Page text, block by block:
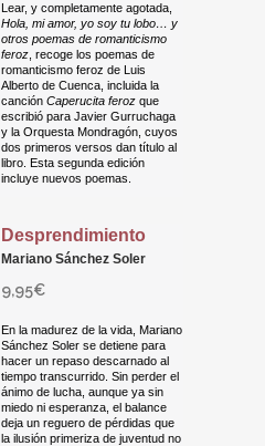
Lear, y completamente agotada,
Hola, mi amor, yo soy tu lobo… y
otros poemas de romanticismo
feroz , recoge los poemas de
romanticismo feroz de Luis
Alberto de Cuenca, incluida la
canción Caperucita feroz que
escribió para Javier Gurruchaga
y la Orquesta Mondragón, cuyos
dos primeros versos dan título al
libro. Esta segunda edición
incluye nuevos poemas.
Desprendimiento
Mariano Sánchez Soler
9,95€
En la madurez de la vida, Mariano
Sánchez Soler se detiene para
hacer un repaso descarnado al
tiempo transcurrido. Sin perder el
ánimo de lucha, aunque ya sin
miedo ni esperanza, el balance
deja un reguero de pérdidas que
la ilusión primeriza de juventud no